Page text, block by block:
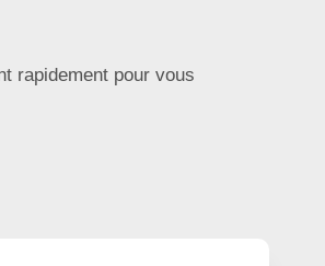
rapidement pour vous